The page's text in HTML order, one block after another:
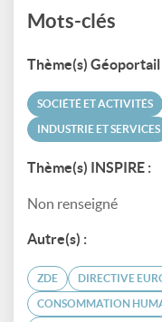
Mots-clés
Thème(s) Géoportail
SOCIÉTÉ ET ACTIVITÉS
INDUSTRIE ET SERVICES
Thème(s) INSPIRE :
Non renseigné
Autre(s) :
ZDE DIRECTIVE
CONSOMMATION